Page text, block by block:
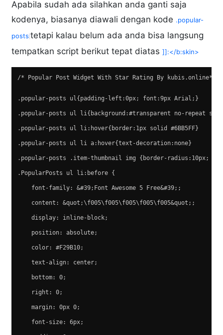
Apabila sudah ada silahkan anda ganti saja
kodenya, biasanya diawali dengan kode .popular-
posts tetapi kalau belum ada anda bisa langsung
tempatkan script berikut tepat diatas]]:</b:skin>
/* Popular Post Widget With Star Rating By kubis.online*/
.popular-posts ul{padding-left:0px; font:9px Arial;}
.popular-posts ul li{background:#transparent no-repeat
.popular-posts ul li:hover{border:1px solid #6BB5FF}
.popular-posts ul li a:hover{text-decoration:none}
.popular-posts .item-thumbnail img {border-radius:10px; }
.PopularPosts ul li:before {
    font-family: &#39;Font Awesome 5 Free&#39;;
    content: &quot;\f005\f005\f005\f005\f005&quot;;
    display: inline-block;
    position: absolute;
    color: #F29B10;
    text-align: center;
    bottom: 0;
    right: 0;
    margin: 0px 0;
    font-size: 6px;